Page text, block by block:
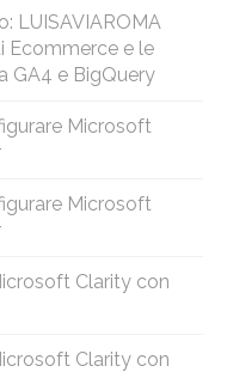
LUISAVIAROMA
Ecommerce e le
GA4 e BigQuery
Microsoft
Microsoft
Clarity con
Clarity con